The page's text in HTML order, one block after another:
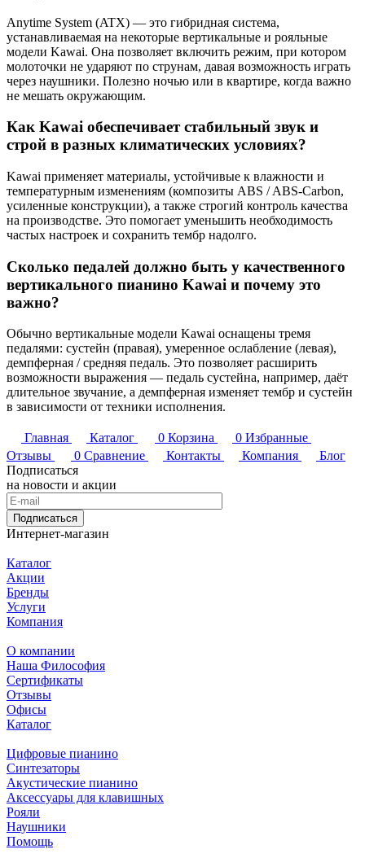
Anytime System (ATX) — это гибридная система,
устанавливаемая на некоторые вертикальные и рояльные
модели Kawai. Она позволяет включить режим, при котором
молоточки не ударяют по струнам, давая возможность играть
через наушники. Полезно ночью или в квартире, когда важно
не мешать окружающим.
Как Kawai обеспечивает стабильный звук и
строй в разных климатических условиях?
Kawai применяет материалы, устойчи­вые к влажности и
температурным изменениям (композиты ABS / ABS-Carbon,
усиленные конструкции), а также строгий контроль качества
на производстве. Это помогает уменьшить необходимость
частых настроек и сохранить тембр надолго.
Сколько педалей должно быть у качественного
вертикального пианино Kawai и почему это
важно?
Обычно вертикальные модели Kawai оснащены тремя
педалями: сустейн (правая), умеренное ослабление (левая),
демпферная / средняя педаль. Это позволяет расширить
возможности выражения — педаль сустейна, например, даёт
длительное звучание, а демпферная изменяет тембр и сустейн
в зависимости от техники исполнения.
Главная Каталог 0 Корзина 0 Избранные
Отзывы
0 Сравнение Контакты Компания
Блог
Подписаться
на новости и акции
Подписаться
Интернет-магазин
Каталог
Акции
Бренды
Услуги
Компания
О компании
Наша Философия
Сертификаты
Отзывы
Офисы
Каталог
Цифровые пианино
Синтезаторы
Акустические пианино
Аксессуары для клавишных
Рояли
Наушники
Помощь